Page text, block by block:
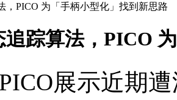
追踪算法，PICO
展示近期